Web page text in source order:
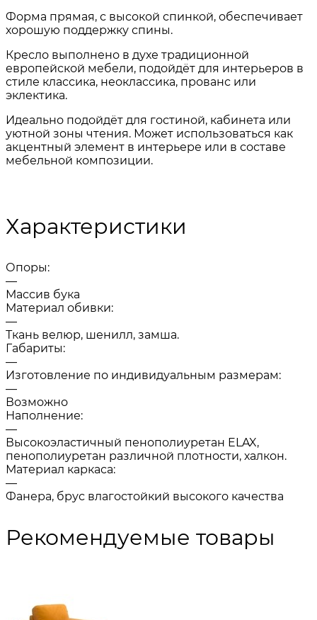
Форма прямая, с высокой спинкой, обеспечивает
хорошую поддержку спины.
Кресло выполнено в духе традиционной
европейской мебели, подойдёт для интерьеров в
стиле классика, неоклассика, прованс или
эклектика.
Идеально подойдёт для гостиной, кабинета или
уютной зоны чтения. Может использоваться как
акцентный элемент в интерьере или в составе
мебельной композиции.
Характеристики
Опоры:
—
Массив бука
Материал обивки:
—
Ткань велюр, шенилл, замша.
Габариты:
—
Изготовление по индивидуальным размерам:
—
Возможно
Наполнение:
—
Высокоэластичный пенополиуретан ELAX,
пенополиуретан различной плотности, халкон.
Материал каркаса:
—
Фанера, брус влагостойкий высокого качества
Рекомендуемые товары